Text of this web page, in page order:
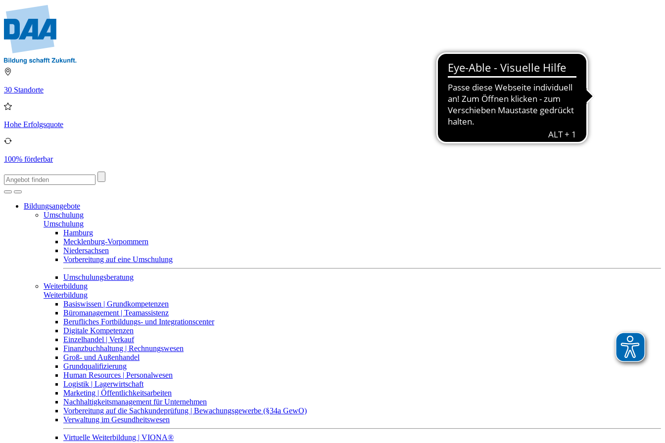
30 Standorte
Hohe Erfolgsquote
100% förderbar
Bildungsangebote
Umschulung
Umschulung
Hamburg
Mecklenburg-Vorpommern
Niedersachsen
Vorbereitung auf eine Umschulung
Umschulungsberatung
Weiterbildung
Weiterbildung
Basiswissen | Grundkompetenzen
Büromanagement | Teamassistenz
Berufliches Fortbildungs- und Integrationscenter
Digitale Kompetenzen
Einzelhandel | Verkauf
Finanzbuchhaltung | Rechnungswesen
Groß- und Außenhandel
Grundqualifizierung
Human Resources | Personalwesen
Logistik | Lagerwirtschaft
Marketing | Öffentlichkeitsarbeiten
Nachhaltigkeitsmanagement für Unternehmen
Vorbereitung auf die Sachkundeprüfung | Bewachungsgewerbe (§34a GewO)
Verwaltung im Gesundheitswesen
Virtuelle Weiterbildung | VIONA®